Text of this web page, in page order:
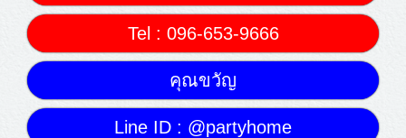
Tel : 096-653-9666
คุณขวัญ
Line ID : @partyhome